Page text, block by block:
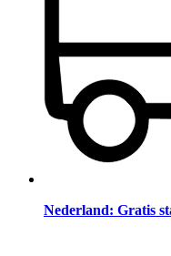
Nederland: Gratis